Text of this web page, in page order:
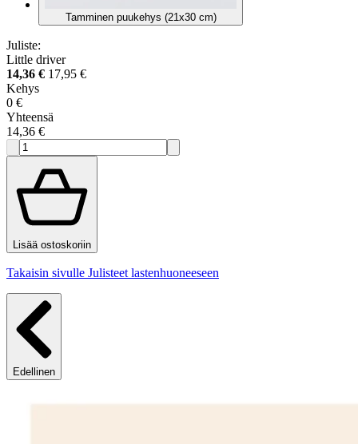
Tamminen puukehys (21x30 cm)
Juliste:
Little driver
14,36 € 17,95 €
Kehys
0 €
Yhteensä
14,36 €
Lisää ostoskoriin
Takaisin sivulle Julisteet lastenhuoneeseen
Edellinen